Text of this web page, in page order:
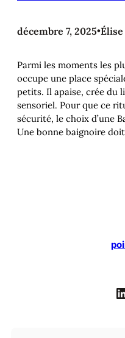
décembre 7, 2025•
Parmi les moments les
occupe une place
petits. Il apaise, crée du
sensoriel. Pour que ce
sécurité, le choix d’une
Une bonne baignoire
LinkedIn